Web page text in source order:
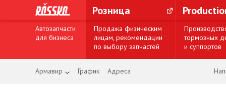
Розница
Автозапчасти
для бизнеса
Продажа физическим
лицам, рекомендации
по выбору запчастей
тормозных
и суппортов
Армавир График Адреса